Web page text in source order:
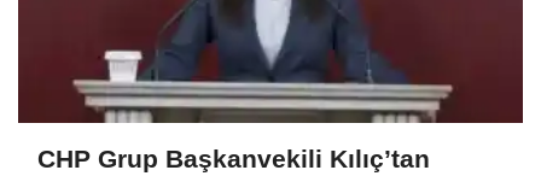
CHP Grup Başkanvekili Kılıç’tan